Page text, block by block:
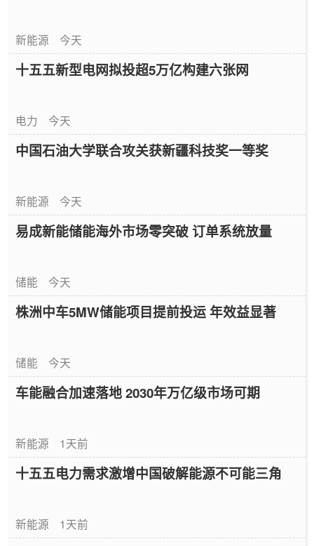
新能源 今天
十五五新型电网拟投超5万亿构建六张网
电力 今天
中国石油大学联合攻关获新疆科技奖一等奖
新能源 今天
易成新能储能海外市场零突破 订单系统放量
储能 今天
株洲中车5MW储能项目提前投运 年效益显著
储能 今天
车能融合加速落地 2030年万亿级市场可期
新能源 1天前
十五五电力需求激增中国破解能源不可能三角
新能源 1天前